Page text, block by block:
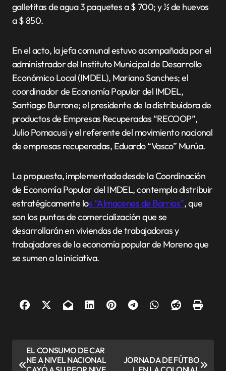
galletitas de agua 3 paquetes a $ 700; y ½ de huevos
a $ 850.
En el acto, la jefa comunal estuvo acompañada por el
administrador del Instituto Municipal de Desarrollo
Económico Local (IMDEL), Mariano Sanches; el
coordinador de Economía Popular del IMDEL,
Santiago Burrone; el presidente de la distribuidora de
productos de Empresas Recuperadas “RECOOP”,
Julio Pomacusi y el referente del movimiento nacional
de empresas recuperadas, Eduardo “Vasco” Murúa.
La propuesta, implementada desde la Coordinación
de Economía Popular del IMDEL, contempla distribuir
estratégicamente los “Almacenes de Barrios”, que
son los puntos de comercialización que se
desarrollarán en viviendas de trabajadoras y
trabajadores de la economía popular de Moreno que
se sumen a la iniciativa.
a
EL CONSUMO DE CAR
NE A NIVEL NACIONAL
JORNADA DE FÚTBO